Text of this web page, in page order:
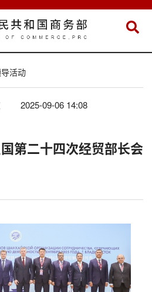
活动
2025-09-06 14:08
第二十四次经贸部长会